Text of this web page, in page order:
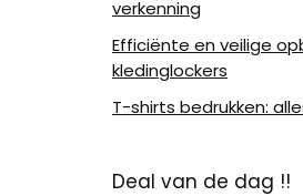
verkenning
Efficiënte en veilige
kledinglockers
T-shirts bedrukken:
Deal van de dag !!